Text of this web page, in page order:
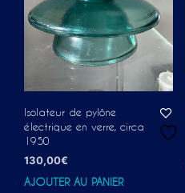
Isolateur de pylône
électrique en verre, circa
1950
130,00€
AJOUTER AU PANIER